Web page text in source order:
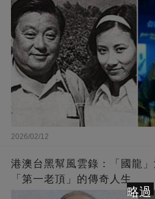
2026/02/12
港澳台黑幫風雲錄：「國龍
「第一老頂」的傳奇人生
略過